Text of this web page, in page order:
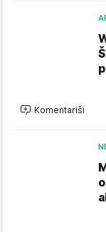
Komentariši